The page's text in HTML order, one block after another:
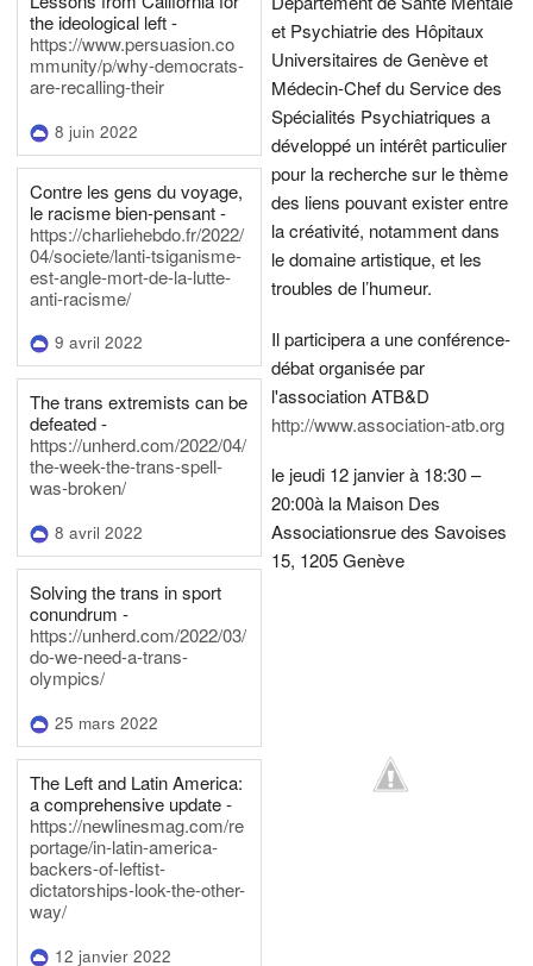
the ideological left -
https://www.persuasion.co
mmunity/p/why-democrats-
are-recalling-their
8 juin 2022
Contre les gens du voyage,
le racisme bien-pensant -
https://charliehebdo.fr/2022/
04/societe/lanti-tsiganisme-
est-angle-mort-de-la-lutte-
anti-racisme/
9 avril 2022
The trans extremists can be
defeated -
https://unherd.com/2022/04/
the-week-the-trans-spell-
was-broken/
8 avril 2022
Solving the trans in sport
conundrum -
https://unherd.com/2022/03/
do-we-need-a-trans-
olympics/
25 mars 2022
The Left and Latin America:
a comprehensive update -
https://newlinesmag.com/re
portage/in-latin-america-
backers-of-leftist-
dictatorships-look-the-other-
way/
12 janvier 2022
et Psychiatrie des Hôpitaux
Universitaires de Genève et
Médecin-Chef du Service des
Spécialités Psychiatriques a
développé un intérêt particulier
pour la recherche sur le thème
des liens pouvant exister entre
la créativité, notamment dans
le domaine artistique, et les
troubles de l’humeur.
Il participera a une conférence-
débat organisée par
l'association ATB&D
http://www.association-atb.org
le jeudi 12 janvier à 18:30 –
20:00à la Maison Des
Associationsrue des Savoises
15, 1205 Genève